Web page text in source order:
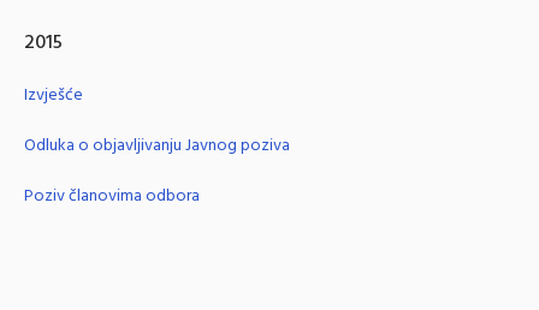
2015
Izvješće
Odluka o objavljivanju Javnog poziva
Poziv članovima odbora